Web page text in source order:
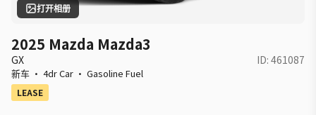
打开相册
2025 Mazda Mazda3
GX ID: 461087
新车 · 4dr Car · Gasoline Fuel
LEASE